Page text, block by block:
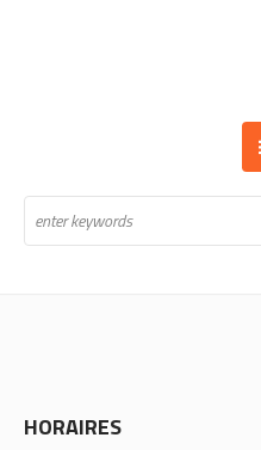
HORAIRES